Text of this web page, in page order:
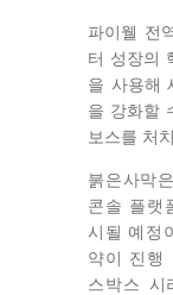
파이웰 전
터 성장의
을 사용해
을 강화할
보스를 처
붉은사막
콘솔 플랫
시될 예정
약이 진행
스박스 시